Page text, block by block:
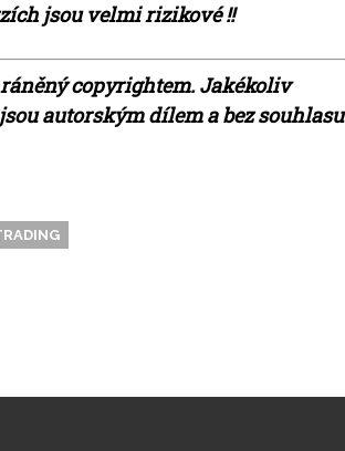
jsou velmi rizikové !!
copyrightem. Jakékoliv
autorským dílem a bez souhlasu